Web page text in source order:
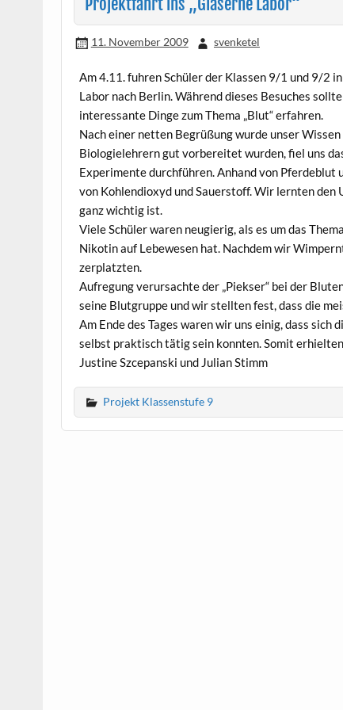
11. November 2009 svenketel
Am 4.11. fuhren Schüler der Klassen 9/1 und 9/2
Labor nach Berlin. Während dieses Besuches
interessante Dinge zum Thema „Blut“ erfahren.
Nach einer netten Begrüßung wurde unser
Biologielehrern gut vorbereitet wurden, fiel uns
Experimente durchführen. Anhand von
von Kohlendioxyd und Sauerstoff. Wir lernten den
ganz wichtig ist.
Viele Schüler waren neugierig, als es um das
Nikotin auf Lebewesen hat. Nachdem wir
zerplatzten.
Aufregung verursachte der „Piekser“ bei der
seine Blutgruppe und wir stellten fest, dass die
Am Ende des Tages waren wir uns einig, dass
selbst praktisch tätig sein konnten. Somit
Justine Szcepanski und Julian Stimm
Projekt Klassenstufe 9